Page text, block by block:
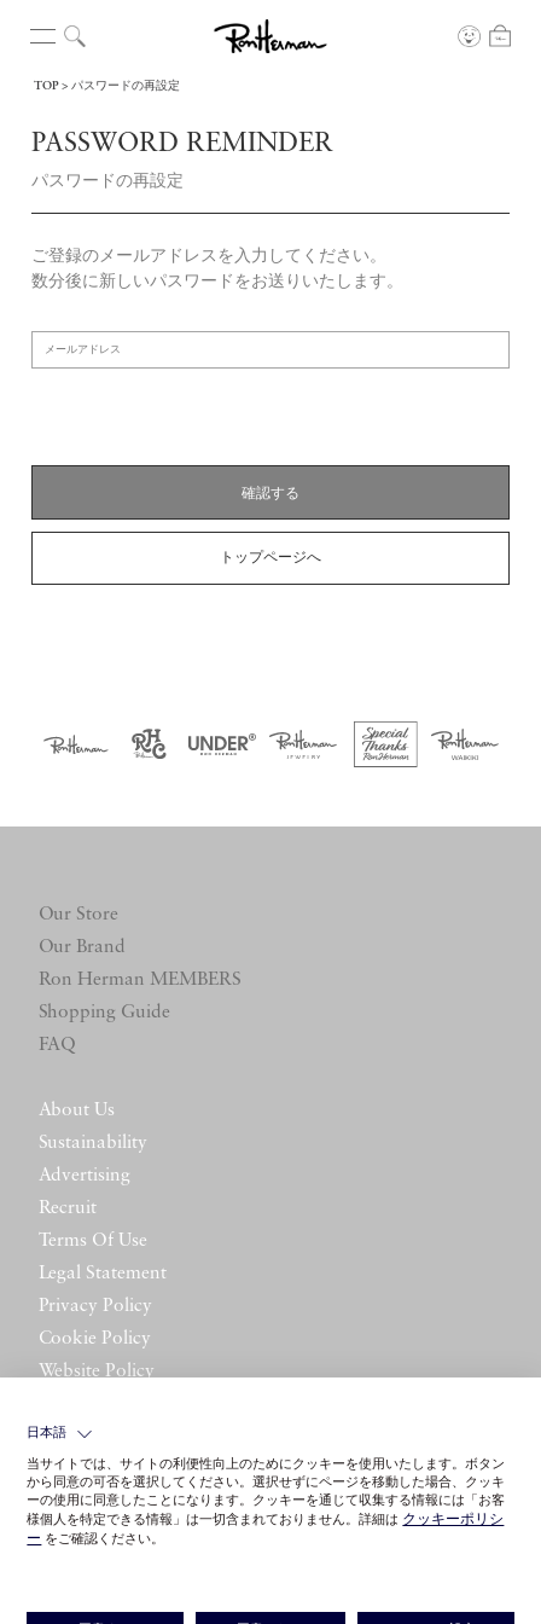
TOP パスワードの再設定
PASSWORD REMINDER
パスワードの再設定
ご登録のメールアドレスを入力してください。
数分後に新しいパスワードをお送りいたします。
トップページへ
Our Store
Our Brand
Ron Herman MEMBERS
Shopping Guide
FAQ
About Us
Sustainability
Advertising
Recruit
Terms Of Use
Legal Statement
Privacy Policy
Cookie Policy
Website Policy
日本語
当サイトでは、サイトの利便性向上のためにクッキーを使用いたします。ボタン
から同意の可否を選択してください。選択せずにページを移動した場合、クッキ
ーの使用に同意したことになります。クッキーを通じて収集する情報には「お客
様個人を特定できる情報」は一切含まれておりません。詳細は クッキーポリシ
ー をご確認ください。